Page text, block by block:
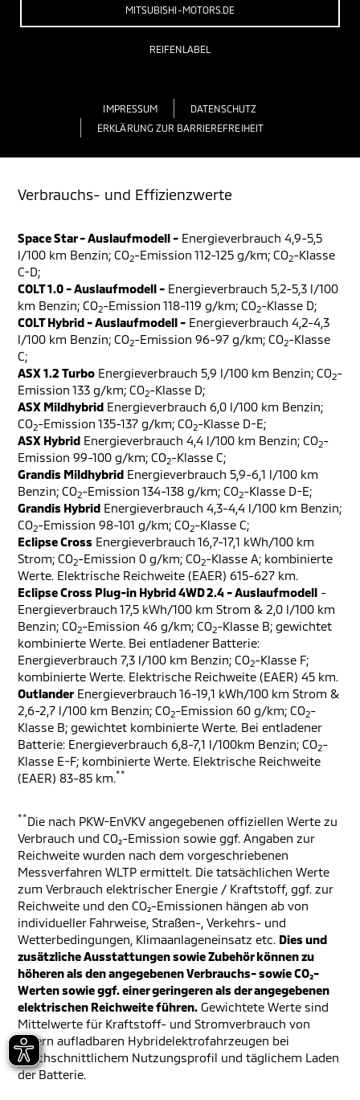
MITSUBISHI-MOTORS.DE
REIFENLABEL
IMPRESSUM
DATENSCHUTZ
ERKLÄRUNG ZUR BARRIEREFREIHEIT
Verbrauchs- und Effizienzwerte
Space Star - Auslaufmodell - Energieverbrauch 4,9-5,5
l/100 km Benzin; CO2-Emission 112-125 g/km; CO2-Klasse
C-D;
COLT 1.0 - Auslaufmodell - Energieverbrauch 5,2-5,3 l/100
km Benzin; CO2-Emission 118-119 g/km; CO2-Klasse D;
COLT Hybrid - Auslaufmodell - Energieverbrauch 4,2-4,3
l/100 km Benzin; CO2-Emission 96-97 g/km; CO2-Klasse
C;
ASX 1.2 Turbo Energieverbrauch 5,9 l/100 km Benzin; CO2-
Emission 133 g/km; CO2-Klasse D;
ASX Mildhybrid Energieverbrauch 6,0 l/100 km Benzin;
CO2-Emission 135-137 g/km; CO2-Klasse D-E;
ASX Hybrid Energieverbrauch 4,4 l/100 km Benzin; CO2-
Emission 99-100 g/km; CO2-Klasse C;
Grandis Mildhybrid Energieverbrauch 5,9-6,1 l/100 km
Benzin; CO2-Emission 134-138 g/km; CO2-Klasse D-E;
Grandis Hybrid Energieverbrauch 4,3-4,4 l/100 km Benzin;
CO2-Emission 98-101 g/km; CO2-Klasse C;
Eclipse Cross Energieverbrauch 16,7-17,1 kWh/100 km
Strom; CO2-Emission 0 g/km; CO2-Klasse A; kombinierte
Werte. Elektrische Reichweite (EAER) 615-627 km.
Eclipse Cross Plug-in Hybrid 4WD 2.4 - Auslaufmodell -
Energieverbrauch 17,5 kWh/100 km Strom & 2,0 l/100 km
Benzin; CO2-Emission 46 g/km; CO2-Klasse B; gewichtet
kombinierte Werte. Bei entladener Batterie:
Energieverbrauch 7,3 l/100 km Benzin; CO2-Klasse F;
kombinierte Werte. Elektrische Reichweite (EAER) 45 km.
Outlander Energieverbrauch 16-19,1 kWh/100 km Strom &
2,6-2,7 l/100 km Benzin; CO2-Emission 60 g/km; CO2-
Klasse B; gewichtet kombinierte Werte. Bei entladener
Batterie: Energieverbrauch 6,8-7,1 l/100km Benzin; CO2-
Klasse E-F; kombinierte Werte. Elektrische Reichweite
(EAER) 83-85 km.**
**Die nach PKW-EnVKV angegebenen offiziellen Werte zu
Verbrauch und CO₂-Emission sowie ggf. Angaben zur
Reichweite wurden nach dem vorgeschriebenen
Messverfahren WLTP ermittelt. Die tatsächlichen Werte
zum Verbrauch elektrischer Energie / Kraftstoff, ggf. zur
Reichweite und den CO₂-Emissionen hängen ab von
individueller Fahrweise, Straßen-, Verkehrs- und
Wetterbedingungen, Klimaanlageneinsatz etc. Dies und
zusätzliche Ausstattungen sowie Zubehör können zu
höheren als den angegebenen Verbrauchs- sowie CO₂-
Werten sowie ggf. einer geringeren als der angegebenen
elektrischen Reichweite führen. Gewichtete Werte sind
Mittelwerte für Kraftstoff- und Stromverbrauch von
extern aufladbaren Hybridelektrofahrzeugen bei
durchschnittlichem Nutzungsprofil und täglichem Laden
der Batterie.